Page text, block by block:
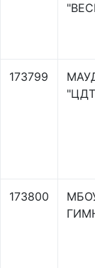
173799
173800